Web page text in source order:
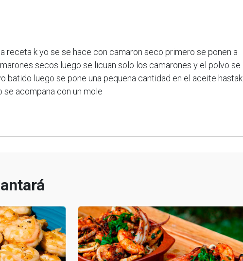
receta k yo se se hace con camaron seco primero se ponen a
secos luego se licuan solo los camarones y el polvo se
batido luego se pone una pequena cantidad en el aceite hastak
se acompana con un mole